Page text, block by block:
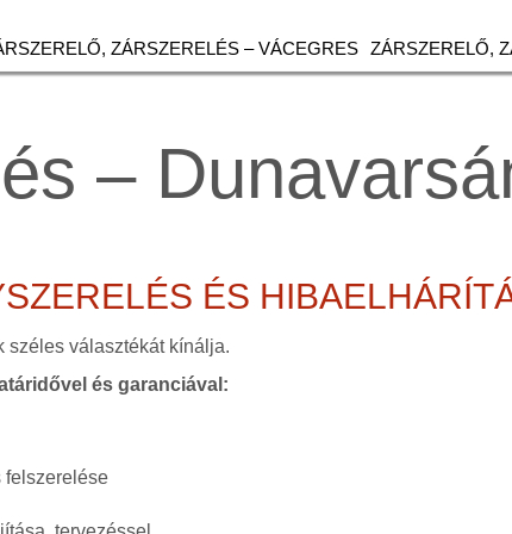
ZÁRSZERELÉS – VÁCEGRES ZÁRSZERELŐ,
–
ÉS
széles választékát kínálja.
és garanciával:
felszerelése